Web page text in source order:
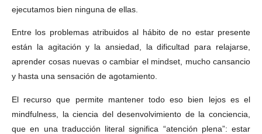
ejecutamos bien ninguna de ellas.
Entre los problemas atribuidos al hábito de no estar presente
están la agitación y la ansiedad, la dificultad para relajarse,
aprender cosas nuevas o cambiar el mindset, mucho cansancio
y hasta una sensación de agotamiento.
El recurso que permite mantener todo eso bien lejos es el
mindfulness, la ciencia del desenvolvimiento de la conciencia,
que en una traducción literal significa “atención plena”: estar